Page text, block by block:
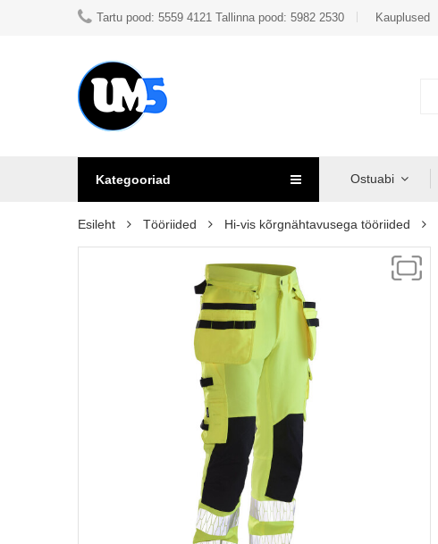
Tartu pood: 5559 4121 Tallinna pood: 5982 2530 Kauplused
Kategooriad Ostuabi
Esileht Tööriided Hi-vis kõrgnähtavusega tööriided